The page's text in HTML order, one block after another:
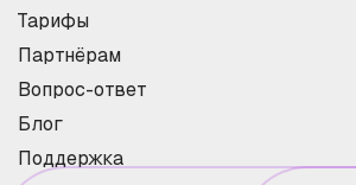
Тарифы
Партнёрам
Вопрос-ответ
Блог
Поддержка